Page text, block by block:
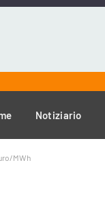
Notiziario
MWh